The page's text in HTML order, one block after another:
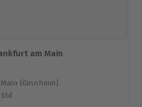
am Main
(Ginnheim)